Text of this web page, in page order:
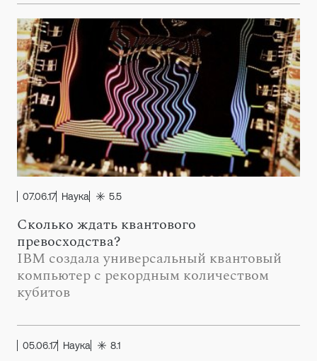
07.06.17 Наука 5.5
Сколько ждать квантового
превосходства?
IBM создала универсальный квантовый
компьютер с рекордным количеством
кубитов
05.06.17 Наука 8.1